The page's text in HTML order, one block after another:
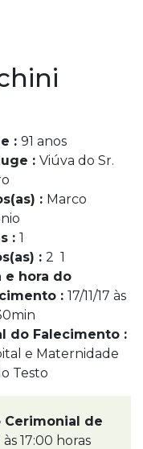
: 91 anos
: Viúva do Sr.
: Marco
: 1
: 2 1
e hora do
: 17/11/17 às
do Falecimento :
e Maternidade
Testo
Cerimonial de
às 17:00 horas